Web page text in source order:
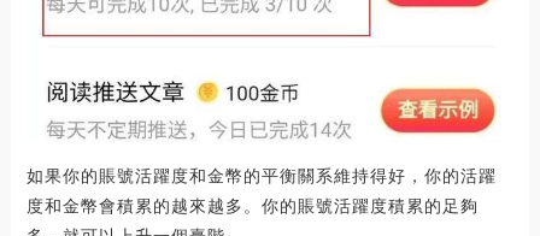
如果你的賬號活躍度和金幣的平衡關系維持得好，你的活躍
度和金幣會積累的越來越多。你的賬號活躍度積累的足夠